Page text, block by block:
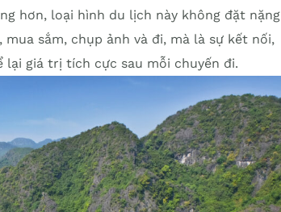
hơn, loại hình du lịch này không đặt nặng
sắm, chụp ảnh và đi, mà là sự kết nối,
lại giá trị tích cực sau mỗi chuyến đi.